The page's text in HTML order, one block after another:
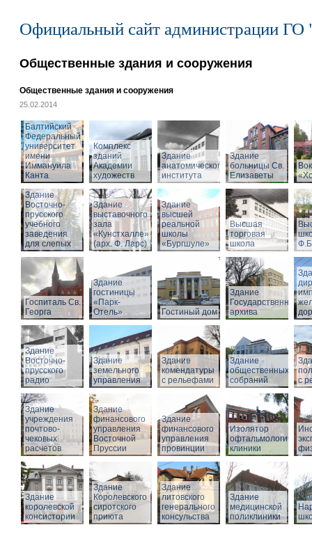
Официальный сайт администрации ГО
Общественные здания и сооружения
Общественные здания и сооружения
25.02.2014
Балтийский
Федеральный
университет
имени
Иммануила
Канта
Комплекс
зданий
Академии
художеств
Здание
анатомического
института
Здание
больницы Св.
Елизаветы
Здание
Восточно-
прусского
учебного
заведения
для слепых
Здание
выставочного
зала
«Кунстхалле»
(арх. Ф. Ларс)
Здание
высшей
реальной
школы
«Бургшуле»
Высшая
торговая
школа
Госпиталь Св.
Георга
Здание
гостиницы
«Парк-
Отель»
Гостиный дом
Здание
Государственного
архива
Здание
Восточно-
прусского
радио
Здание
земельного
управления
Здание
комендатуры
с рельефами
Здание
общественных
собраний
с
Здание
учреждения
почтово-
чековых
расчетов
Здание
финансового
управления
Восточной
Пруссии
Здание
финансового
управления
провинции
Изолятор
клиники
Здание
королевской
консистории
Здание
Королевского
сиротского
приюта
Здание
литовского
генерального
консульства
Здание
медицинской
поликлиники